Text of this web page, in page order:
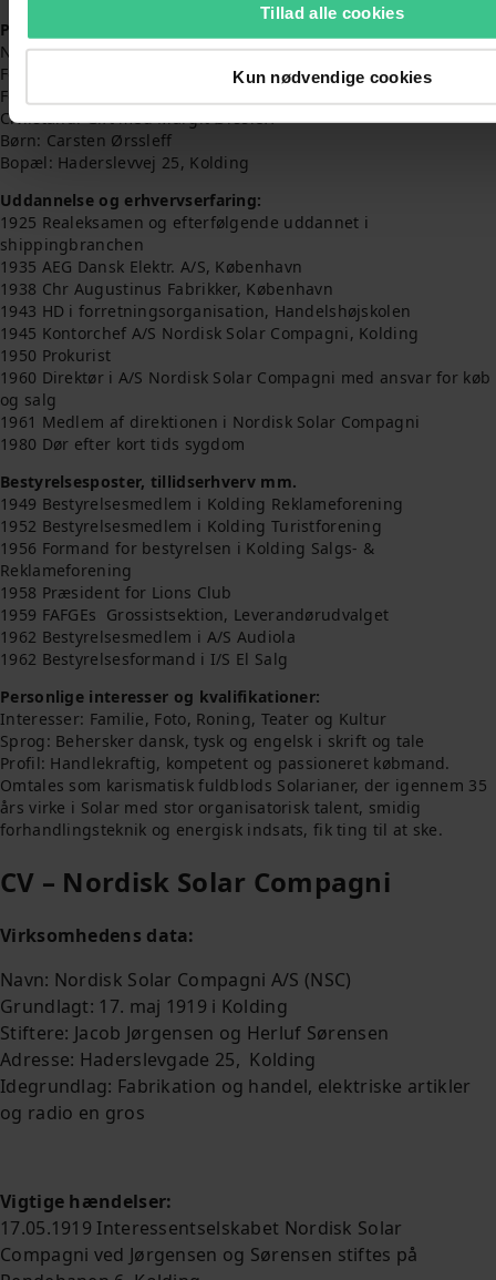
Tillad alle cookies
Kun nødvendige cookies
Personal data:
Navn: Claes Preben Ørssleff
Fødselsdato: Født d. 1. Januar 1913
Fødested: Store Andst
Civilstand: Gift med Margit Ørssleff
Børn: Carsten Ørssleff
Bopæl: Haderslevvej 25, Kolding
Uddannelse og erhvervserfaring:
1925 Realeksamen og efterfølgende uddannet i
shippingbranchen
1935 AEG Dansk Elektr. A/S, København
1938 Chr Augustinus Fabrikker, København
1943 HD i forretningsorganisation, Handelshøjskolen
1945 Kontorchef A/S Nordisk Solar Compagni, Kolding
1950 Prokurist
1960 Direktør i A/S Nordisk Solar Compagni med ansvar for køb
og salg
1961 Medlem af direktionen i Nordisk Solar Compagni
1980 Dør efter kort tids sygdom
Bestyrelsesposter, tillidserhverv mm.
1949 Bestyrelsesmedlem i Kolding Reklameforening
1952 Bestyrelsesmedlem i Kolding Turistforening
1956 Formand for bestyrelsen i Kolding Salgs- &
Reklameforening
1958 Præsident for Lions Club
1959 FAFGEs Grossistsektion, Leverandørudvalget
1962 Bestyrelsesmedlem i A/S Audiola
1962 Bestyrelsesformand i I/S El Salg
Personlige interesser og kvalifikationer:
Interesser: Familie, Foto, Roning, Teater og Kultur
Sprog: Behersker dansk, tysk og engelsk i skrift og tale
Profil: Handlekraftig, kompetent og passioneret købmand.
Omtales som karismatisk fuldblods Solarianer, der igennem 35
års virke i Solar med stor organisatorisk talent, smidig
forhandlingsteknik og energisk indsats, fik ting til at ske.
CV – Nordisk Solar Compagni
Virksomhedens data:
Navn: Nordisk Solar Compagni A/S (NSC)
Grundlagt: 17. maj 1919 i Kolding
Stiftere: Jacob Jørgensen og Herluf Sørensen
Adresse: Haderslevgade 25, Kolding
Idegrundlag: Fabrikation og handel, elektriske artikler
og radio en gros
Vigtige hændelser:
17.05.1919 Interessentselskabet Nordisk Solar
Compagni ved Jørgensen og Sørensen stiftes på